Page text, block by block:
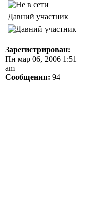
Давний участник
Зарегистрирован:
Пн мар 06, 2006 1:51
am
Сообщения: 94